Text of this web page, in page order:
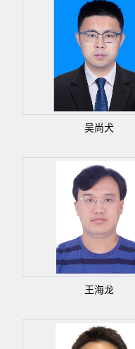
吴尚犬
王海龙